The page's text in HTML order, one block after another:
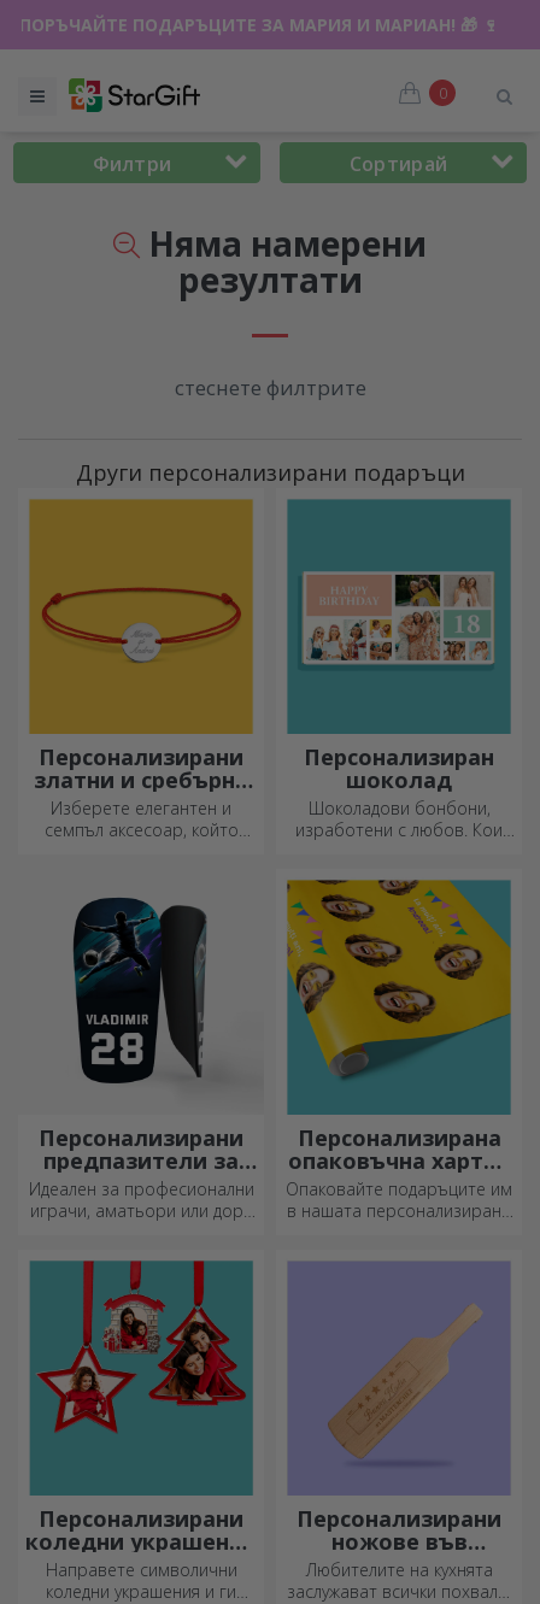
🌴 ДО -40% ОТСТЪПКА ЗА НАД 100
0
Филтри Сортирай
Няма намерени
резултати
стеснете филтрите
Други персонализирани подаръци
Персонализирани
златни и сребърни
гривни
Изберете елегантен и
семпъл аксесоар, който
човека, който ще го носи.
Персонализиран
шоколад
Шоколадови бонбони,
изработени с любов. Кои
Персонализирани
предпазители за
футбол
Идеален за професионални
играчи, аматьори или дори
Персонализирана
опаковъчна хартия
за подаръци
Опаковайте подаръците им
в нашата персонализирана
Персонализирани
коледни украшения
за елха
Направете символични
коледни украшения и ги
Персонализирани
ножове във
формата на
бутилка
Любителите на кухнята
заслужават всички похвали.